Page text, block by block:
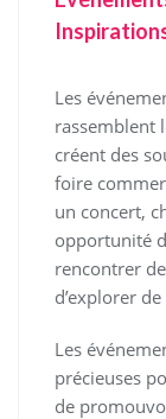
Les
rassemblent
créent des
foire
un concert,
opportunité
rencontrer
d’explorer
Les
précieuses
de